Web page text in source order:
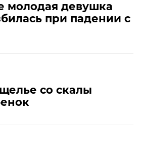
молодая девушка
при падении с
со скалы